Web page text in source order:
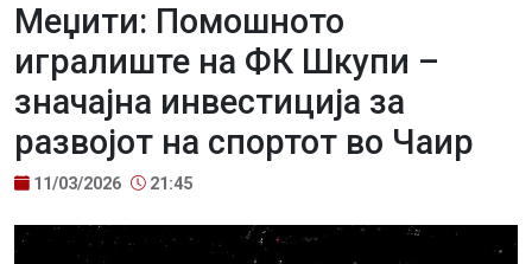
Меџити: Помошното
игралиште на ФК Шкупи –
значајна инвестиција за
развојот на спортот во Чаир
11/03/2026 21:45